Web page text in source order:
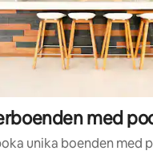
med
unika boenden med